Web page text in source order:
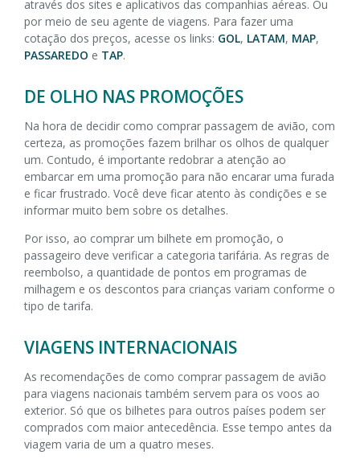
através dos sites e aplicativos das companhias aéreas. Ou
por meio de seu agente de viagens. Para fazer uma
cotação dos preços, acesse os links: GOL, LATAM, MAP,
PASSAREDO e TAP.
DE OLHO NAS PROMOÇÕES
Na hora de decidir como comprar passagem de avião, com
certeza, as promoções fazem brilhar os olhos de qualquer
um. Contudo, é importante redobrar a atenção ao
embarcar em uma promoção para não encarar uma furada
e ficar frustrado. Você deve ficar atento às condições e se
informar muito bem sobre os detalhes.
Por isso, ao comprar um bilhete em promoção, o
passageiro deve verificar a categoria tarifária. As regras de
reembolso, a quantidade de pontos em programas de
milhagem e os descontos para crianças variam conforme o
tipo de tarifa.
VIAGENS INTERNACIONAIS
As recomendações de como comprar passagem de avião
para viagens nacionais também servem para os voos ao
exterior. Só que os bilhetes para outros países podem ser
comprados com maior antecedência. Esse tempo antes da
viagem varia de um a quatro meses.